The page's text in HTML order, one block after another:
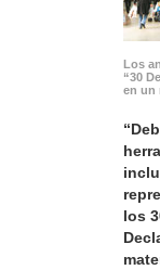
Los
“30
en un
los